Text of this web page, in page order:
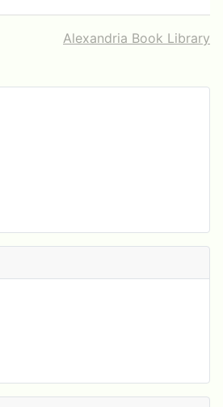
Alexandria Book Library